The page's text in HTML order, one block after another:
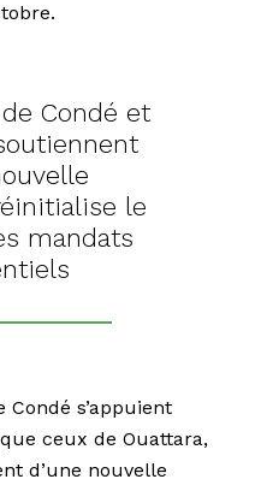
Condé et
le
mandats
s’appuient
ceux de Ouattara,
d’une nouvelle